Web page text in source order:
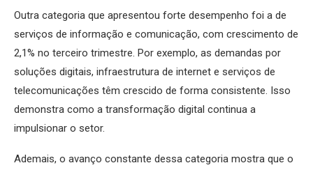
Outra categoria que apresentou forte desempenho foi a de
serviços de informação e comunicação, com crescimento de
2,1% no terceiro trimestre. Por exemplo, as demandas por
soluções digitais, infraestrutura de internet e serviços de
telecomunicações têm crescido de forma consistente. Isso
demonstra como a transformação digital continua a
impulsionar o setor.
Ademais, o avanço constante dessa categoria mostra que o